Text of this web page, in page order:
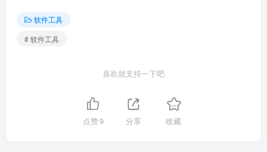
软件工具
# 软件工具
喜欢就支持一下吧
点赞9 分享 收藏